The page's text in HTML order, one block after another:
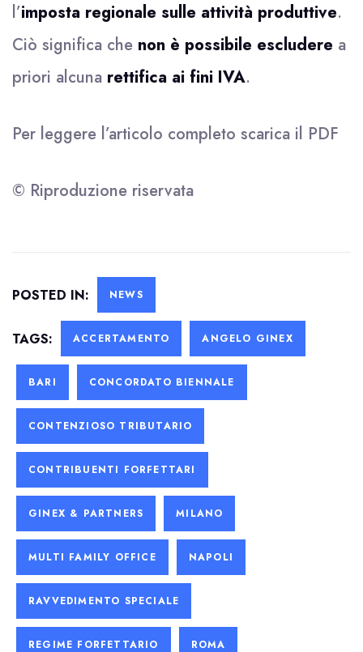
l’imposta regionale sulle attività produttive.
Ciò significa che non è possibile escludere a
priori alcuna rettifica ai fini IVA.
Per leggere l’articolo completo scarica il PDF
© Riproduzione riservata
POSTED IN: NEWS
TAGS: ACCERTAMENTO ANGELO GINEX
BARI CONCORDATO BIENNALE
CONTENZIOSO TRIBUTARIO
CONTRIBUENTI FORFETTARI
GINEX & PARTNERS MILANO
MULTI FAMILY OFFICE NAPOLI
RAVVEDIMENTO SPECIALE
REGIME FORFETTARIO ROMA